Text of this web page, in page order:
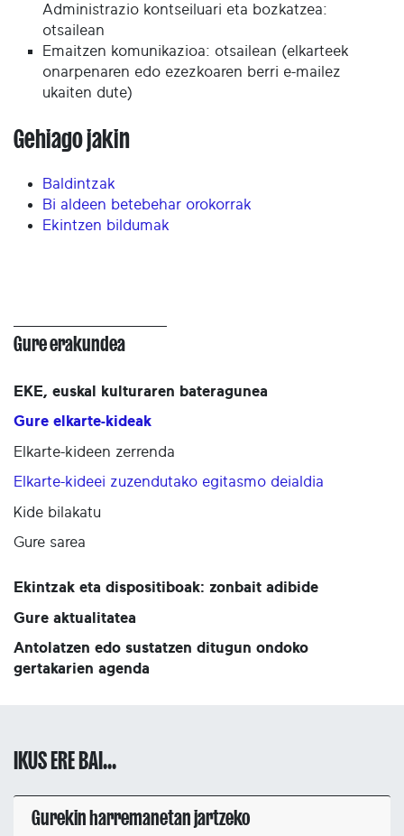
Administrazio kontseiluari eta bozkatzea:
otsailean
Emaitzen komunikazioa: otsailean (elkarteek
onarpenaren edo ezezkoaren berri e-mailez
ukaiten dute)
Gehiago jakin
Baldintzak
Bi aldeen betebehar orokorrak
Ekintzen bildumak
Gure erakundea
EKE, euskal kulturaren bateragunea
Gure elkarte-kideak
Elkarte-kideen zerrenda
Elkarte-kideei zuzendutako egitasmo deialdia
Kide bilakatu
Gure sarea
Ekintzak eta dispositiboak: zonbait adibide
Gure aktualitatea
Antolatzen edo sustatzen ditugun ondoko
gertakarien agenda
IKUS ERE BAI...
Gurekin harremanetan jartzeko